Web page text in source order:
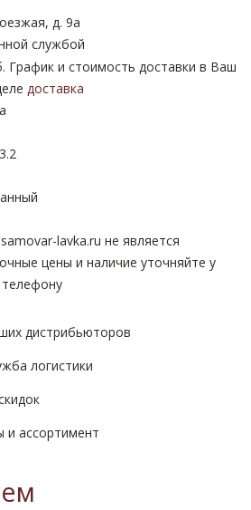
д. 9а
службой
График и стоимость доставки в Ваш
доставка
lavka.ru не является
цены и наличие уточняйте у
дистрибьюторов
логистики
и ассортимент